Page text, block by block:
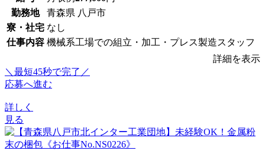
勤務地
青森県 八戸市
寮・社宅 なし
仕事内容 機械系工場での組立・加工・プレス製造スタッフ
詳細を表示
＼最短45秒で完了／
応募へ進む
詳しく
見る